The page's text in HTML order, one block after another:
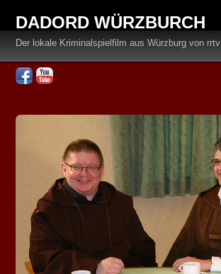
DADORD WÜRZBURCH
Der lokale Kriminalspielfilm aus Würzburg von rrtv
FacebookYouTube